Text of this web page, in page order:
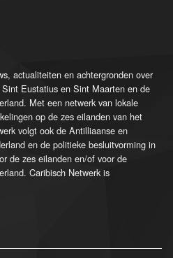
actualiteiten en achtergronden over
Eustatius en Sint Maarten en de
Met een netwerk van lokale
op de zes eilanden van het
volgt ook de Antilliaanse en
en de politieke besluitvorming in
de zes eilanden en/of voor de
Caribisch Netwerk is